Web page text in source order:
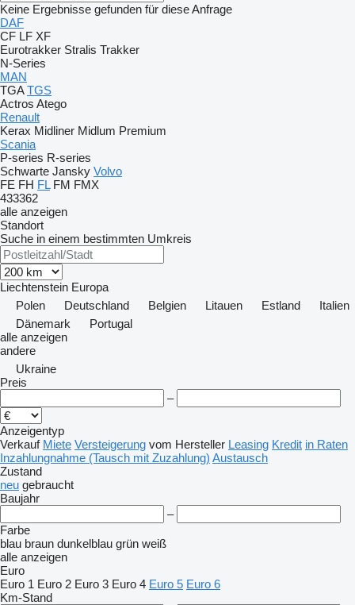
Keine Ergebnisse gefunden für diese Anfrage
DAF
CF LF XF
Eurotrakker Stralis Trakker
N-Series
MAN
TGA TGS
Actros Atego
Renault
Kerax Midliner Midlum Premium
Scania
P-series R-series
Schwarte Jansky Volvo
FE FH FL FM FMX
433362
alle anzeigen
Standort
Suche in einem bestimmten Umkreis
Liechtenstein Europa
Polen
Deutschland Belgien Litauen Estland
Italien
Dänemark
Portugal
alle anzeigen
andere
Ukraine
Preis
–
Anzeigentyp
Verkauf Miete Versteigerung vom Hersteller Leasing Kredit in Raten
Inzahlungnahme (Tausch mit Zuzahlung) Austausch
Zustand
neu gebraucht
Baujahr
–
Farbe
blau braun dunkelblau grün weiß
alle anzeigen
Euro
Euro 1 Euro 2 Euro 3 Euro 4 Euro 5 Euro 6
Km-Stand